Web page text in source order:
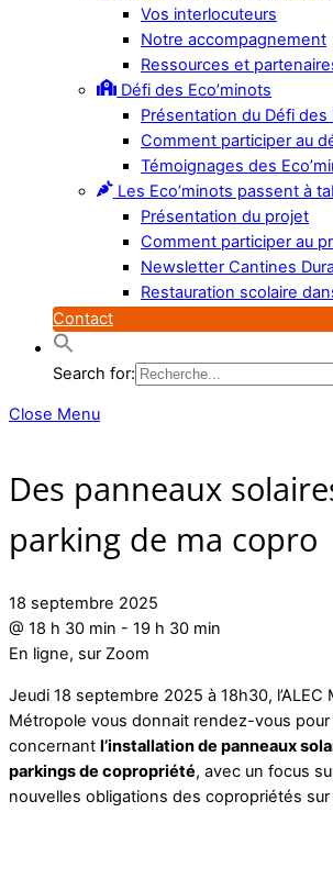
Vos interlocuteurs
Notre accompagnement
Ressources et
Défi des Eco’minots
Présentation du Défi des
Comment participer au
Témoignages des
Les Eco’minots passent à
Présentation du projet
Comment participer au
Newsletter Cantines
Restauration scolaire
Contact
Search for:
Close Menu
Des panneaux
parking de ma copro
18 septembre 2025
@ 18 h 30 min - 19 h 30 min
En ligne, sur Zoom
Jeudi 18 septembre 2025 à 18h30, l’ALEC
Métropole vous donnait rendez-vous pour
concernant l’installation de panneaux
parkings de copropriété, avec un focus
nouvelles obligations des copropriétés sur